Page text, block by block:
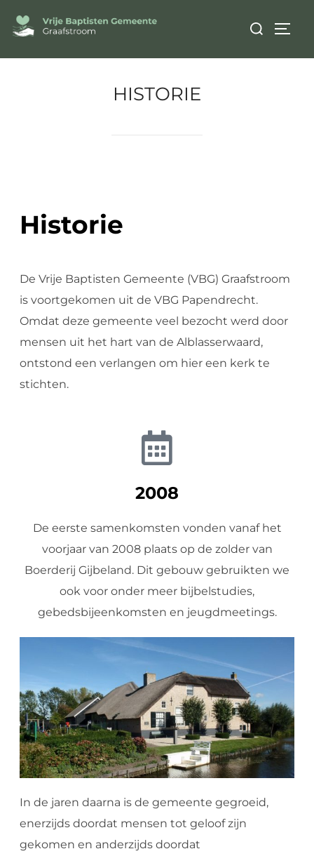
HISTORIE
Historie
De Vrije Baptisten Gemeente (VBG) Graafstroom
is voortgekomen uit de VBG Papendrecht.
Omdat deze gemeente veel bezocht werd door
mensen uit het hart van de Alblasserwaard,
ontstond een verlangen om hier een kerk te
stichten.
2008
De eerste samenkomsten vonden vanaf het
voorjaar van 2008 plaats op de zolder van
Boerderij Gijbeland. Dit gebouw gebruikten we
ook voor onder meer bijbelstudies,
gebedsbijeenkomsten en jeugdmeetings.
In de jaren daarna is de gemeente gegroeid,
enerzijds doordat mensen tot geloof zijn
gekomen en anderzijds doordat